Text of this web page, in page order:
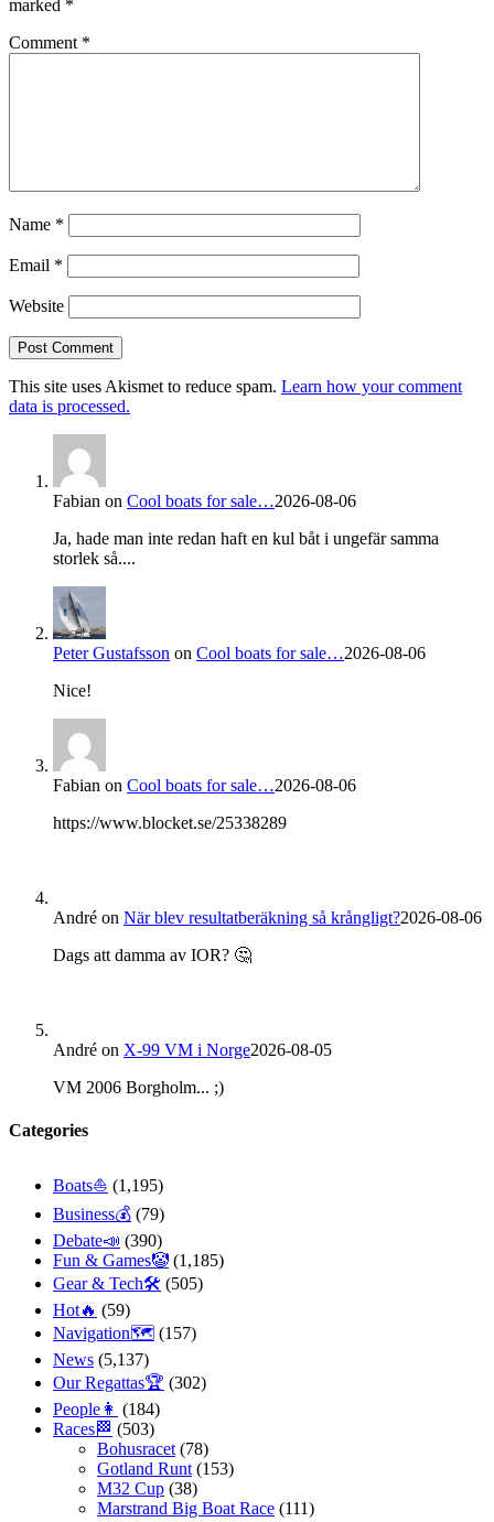
marked *
Comment *
Name *
Email *
Website
This site uses Akismet to reduce spam. Learn how your comment
data is processed.
Fabian on Cool boats for sale…2026-08-06
Ja, hade man inte redan haft en kul båt i ungefär samma
storlek så....
Peter Gustafsson on Cool boats for sale…2026-08-06
Nice!
Fabian on Cool boats for sale…2026-08-06
https://www.blocket.se/25338289
André on När blev resultatberäkning så krångligt?2026-08-06
Dags att damma av IOR? 🤔
André on X-99 VM i Norge2026-08-05
VM 2006 Borgholm... ;)
Categories
Boats⛵️ (1,195)
Business💰 (79)
Debate📣 (390)
Fun & Games🤡 (1,185)
Gear & Tech🛠 (505)
Hot🔥 (59)
Navigation🗺 (157)
News (5,137)
Our Regattas🏆 (302)
People👩 (184)
Races🏁 (503)
Bohusracet (78)
Gotland Runt (153)
M32 Cup (38)
Marstrand Big Boat Race (111)